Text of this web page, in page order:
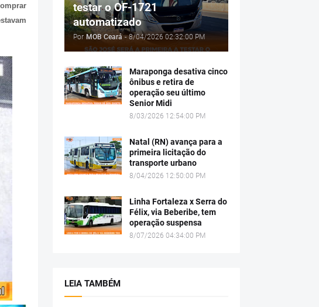
testar o OF-1721
automatizado
Por MOB Ceará - 8/04/2026 02:32:00 PM
Maraponga desativa cinco
ônibus e retira de
operação seu último
Senior Midi
8/03/2026 12:54:00 PM
Natal (RN) avança para a
primeira licitação do
transporte urbano
8/04/2026 12:50:00 PM
Linha Fortaleza x Serra do
Félix, via Beberibe, tem
operação suspensa
8/07/2026 04:34:00 PM
LEIA TAMBÉM